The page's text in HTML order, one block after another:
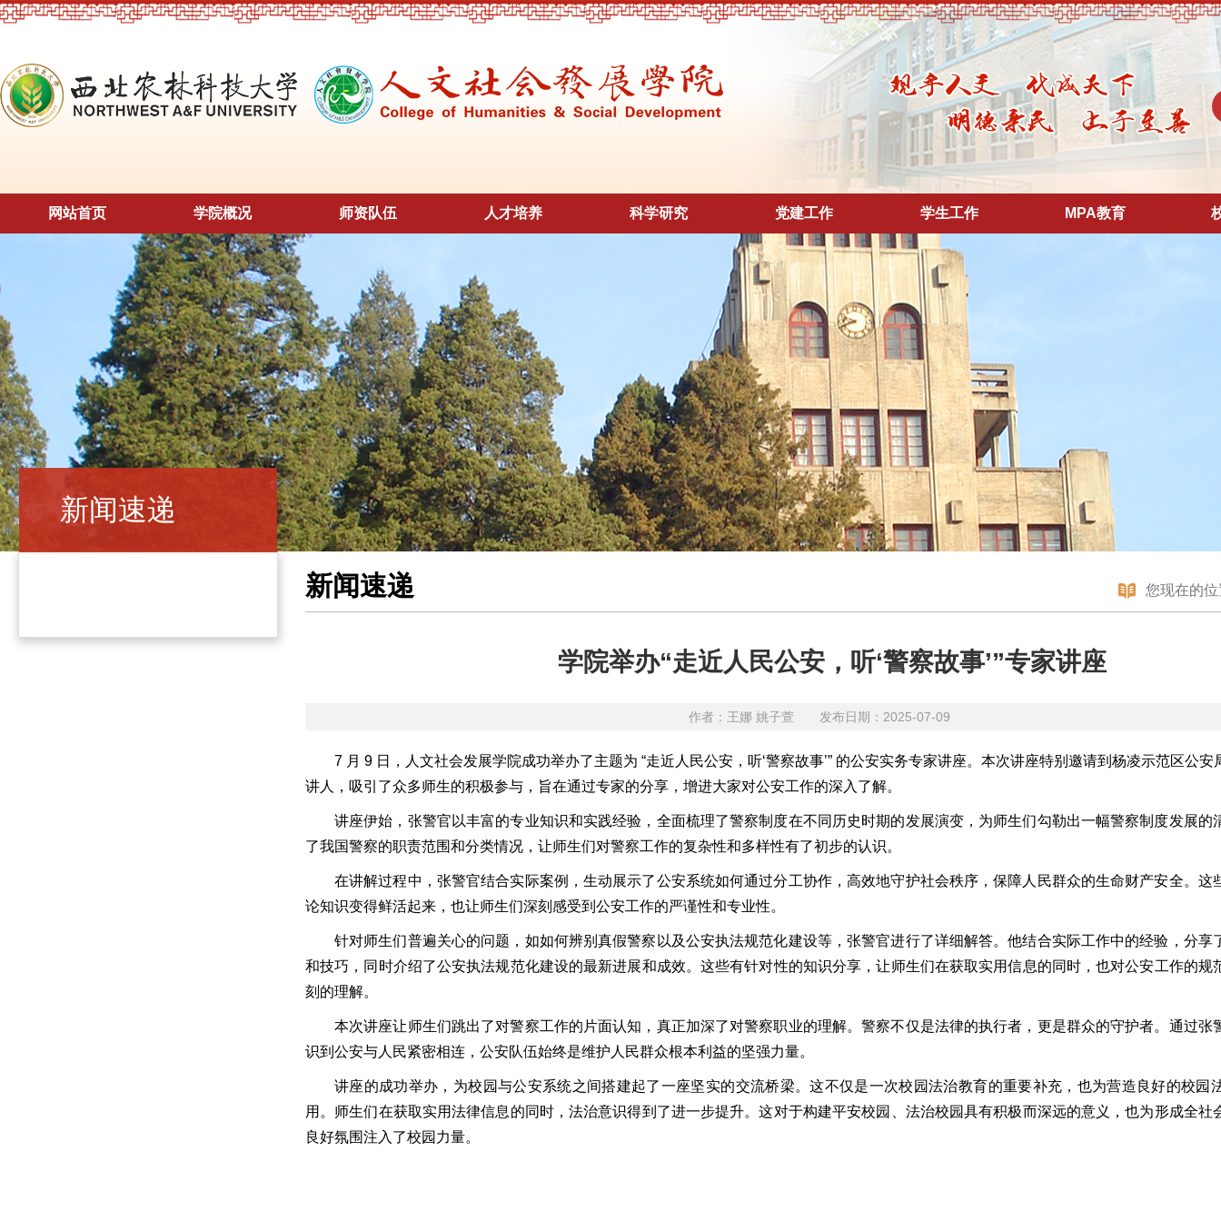
网站首页 学院概况 师资队伍 人才培养 科学研究 党建工作 学生工作 MPA教育
新闻速递
您现在的
新闻速递
学院举办“走近人民公安，听‘警察故事’”专家讲座
作者：王娜 姚子萱 发布日期：2025-07-09
7 月 9 日，人文社会发展学院成功举办了主题为 “走近人民公安，听‘警察故事’” 的公安实务专家讲座。本次讲座特别邀请到杨凌示范区公
讲人，吸引了众多师生的积极参与，旨在通过专家的分享，增进大家对公安工作的深入了解。
讲座伊始，张警官以丰富的专业知识和实践经验，全面梳理了警察制度在不同历史时期的发展演变，为师生们勾勒出一幅警察制度发展的
了我国警察的职责范围和分类情况，让师生们对警察工作的复杂性和多样性有了初步的认识。
在讲解过程中，张警官结合实际案例，生动展示了公安系统如何通过分工协作，高效地守护社会秩序，保障人民群众的生命财产安全。这
论知识变得鲜活起来，也让师生们深刻感受到公安工作的严谨性和专业性。
针对师生们普遍关心的问题，如如何辨别真假警察以及公安执法规范化建设等，张警官进行了详细解答。他结合实际工作中的经验，分享
和技巧，同时介绍了公安执法规范化建设的最新进展和成效。这些有针对性的知识分享，让师生们在获取实用信息的同时，也对公安工作的规
刻的理解。
本次讲座让师生们跳出了对警察工作的片面认知，真正加深了对警察职业的理解。警察不仅是法律的执行者，更是群众的守护者。通过张
识到公安与人民紧密相连，公安队伍始终是维护人民群众根本利益的坚强力量。
讲座的成功举办，为校园与公安系统之间搭建起了一座坚实的交流桥梁。这不仅是一次校园法治教育的重要补充，也为营造良好的校园
用。师生们在获取实用法律信息的同时，法治意识得到了进一步提升。这对于构建平安校园、法治校园具有积极而深远的意义，也为形成全社
良好氛围注入了校园力量。